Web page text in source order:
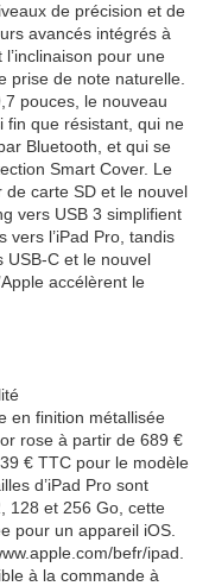
de précision et de
avancés intégrés à
pour une
prise de note naturelle.
pouces, le nouveau
fin que résistant, qui ne
Bluetooth, et qui se
Smart Cover. Le
de carte SD et le nouvel
vers USB 3 simplifient
vers l’iPad Pro, tandis
USB-C et le nouvel
accélèrent le
en finition métallisée
rose à partir de 689 €
€ TTC pour le modèle
d’iPad Pro sont
128 et 256 Go, cette
pour un appareil iOS.
befr/ipad.
à la commande à